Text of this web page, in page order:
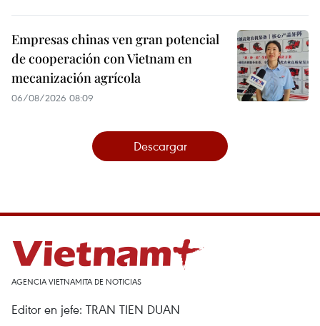
Empresas chinas ven gran potencial
de cooperación con Vietnam en
mecanización agrícola
06/08/2026 08:09
Descargar
AGENCIA VIETNAMITA DE NOTICIAS
Editor en jefe: TRAN TIEN DUAN